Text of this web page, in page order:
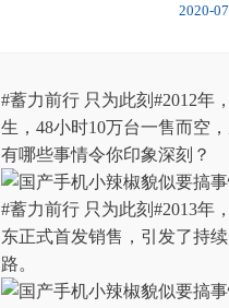
2020-
#蓄力前行 只为此刻#2012
生，48小时10万台一售而空
有哪些事情令你印象深刻？
#蓄力前行 只为此刻#2013年
东正式首发销售，引发了持
路。